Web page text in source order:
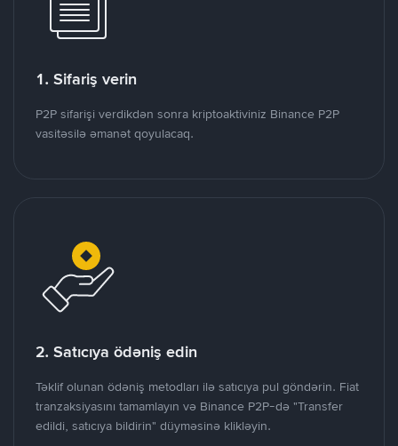
1. Sifariş verin
P2P sifarişi verdikdən sonra kriptoaktiviniz Binance P2P
vasitəsilə əmanət qoyulacaq.
2. Satıcıya ödəniş edin
Təklif olunan ödəniş metodları ilə satıcıya pul göndərin. Fiat
tranzaksiyasını tamamlayın və Binance P2P-də "Transfer
edildi, satıcıya bildirin" düyməsinə klikləyin.